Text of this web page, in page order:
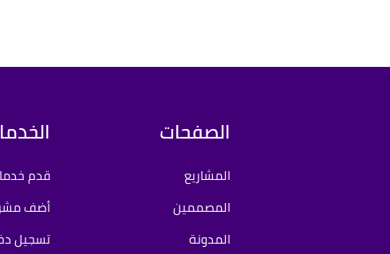
الصفحات
المشاريع
المصممين
المدونة
قدم
أضف
تسجيل